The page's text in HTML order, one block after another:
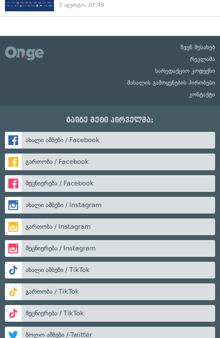
5 აგვისტო, 07:49
ჩვენ შესახებ
რეკლამა
სარედაქციო კოდექსი
მასალის გამოყენების პირობები
კონტაქტი
გაიგე მეტი პირველმა:
ახალი ამბები / Facebook
გართობა / Facebook
მეცნიერება / Facebook
ახალი ამბები / Instagram
გართობა / Instagram
მეცნიერება / Instagram
ახალი ამბები / TikTok
გართობა / TikTok
მეცნიერება / TikTok
ბოლო ამბები / Twitter